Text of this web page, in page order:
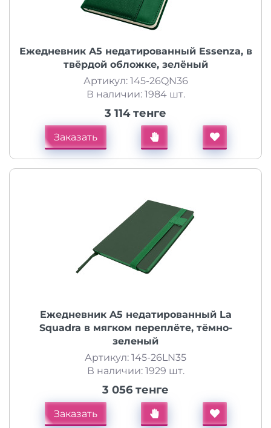
Ежедневник A5 недатированный Essenza, в
твёрдой обложке, зелёный
Артикул: 145-26QN36
В наличии: 1984 шт.
3 114 тенге
Заказать
Ежедневник A5 недатированный La
Squadra в мягком переплёте, тёмно-
зеленый
Артикул: 145-26LN35
В наличии: 1929 шт.
3 056 тенге
Заказать